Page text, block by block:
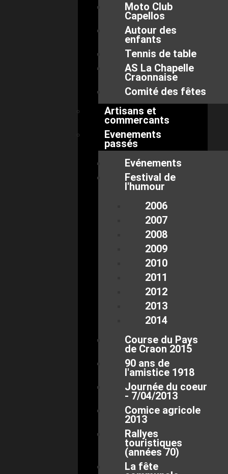
Moto Club
Capellos
Autour des
enfants
Tennis de table
AS La Chapelle
Craonnaise
Comité des fêtes
Artisans et
commercants
Evenements
passés
Evénements
Festival de
l'humour
2006
2007
2008
2009
2010
2011
2012
2013
2014
Course du Pays
de Craon 2015
90 ans de
l'amistice 1918
Journée du coeur
- 7/04/2013
Comice agricole
2013
Rallyes
touristiques
(années 70)
La fête